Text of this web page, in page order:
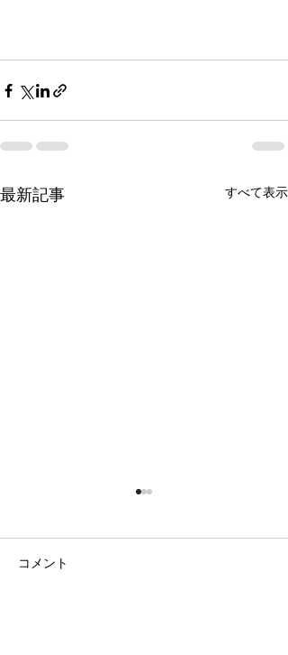
最新記事 すべて表示
コメント